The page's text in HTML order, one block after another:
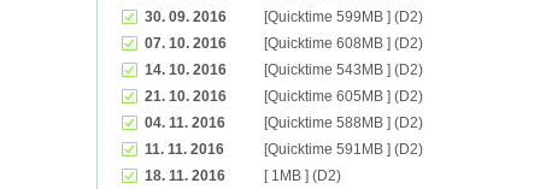
30. 09. 2016
[Quicktime 599MB ] (D2)
07. 10. 2016
[Quicktime 608MB ] (D2)
14. 10. 2016
[Quicktime 543MB ] (D2)
21. 10. 2016
[Quicktime 605MB ] (D2)
04. 11. 2016
[Quicktime 588MB ] (D2)
11. 11. 2016
[Quicktime 591MB ] (D2)
18. 11. 2016
[ 1MB ] (D2)